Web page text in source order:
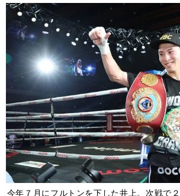
今年７月にフルトンを下した井上。次戦で